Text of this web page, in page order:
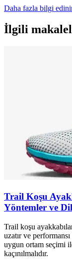
Daha fazla bilgi
İlgili
Trail Koşu
Yöntemler ve
Trail koşu
uzatır ve
uygun ortam seçimi
kaçınılmalıdır.